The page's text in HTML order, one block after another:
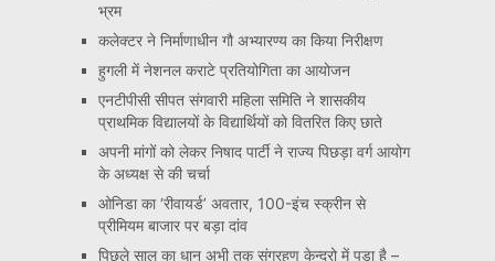
भ्रम
कलेक्टर ने निर्माणाधीन गौ अभ्यारण्य का किया निरीक्षण
हुगली में नेशनल कराटे प्रतियोगिता का आयोजन
एनटीपीसी सीपत संगवारी महिला समिति ने शासकीय
प्राथमिक विद्यालयों के विद्यार्थियों को वितरित किए छाते
अपनी मांगों को लेकर निषाद पार्टी ने राज्य पिछड़ा वर्ग आयोग
के अध्यक्ष से की चर्चा
ओनिडा का ‘रीवायर्ड’ अवतार, 100-इंच स्क्रीन से
प्रीमियम बाजार पर बड़ा दांव
पिछले साल का धान अभी तक संग्रहण केन्द्रो में पड़ा है –